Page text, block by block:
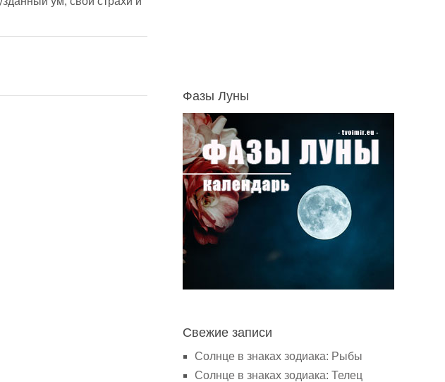
Фазы Луны
Свежие записи
Солнце в знаках зодиака: Рыбы
Солнце в знаках зодиака: Телец